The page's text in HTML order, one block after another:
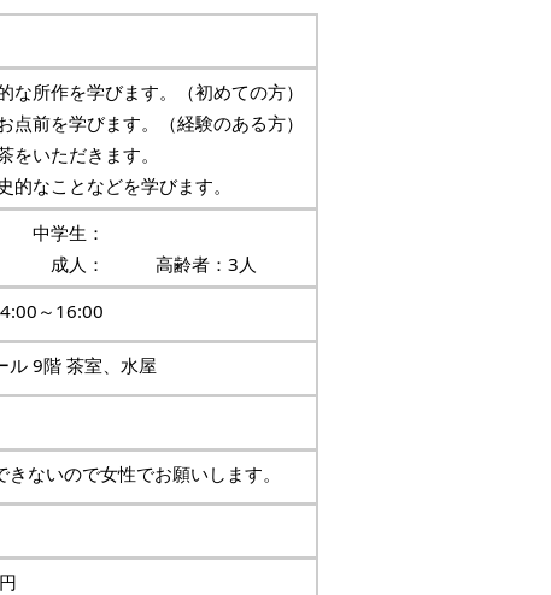
な所作を学びます。（初めての方）
点前を学びます。（経験のある方）
をいただきます。
的なことなどを学びます。
中学生：
成人： 高齢者：3人
～16:00
ル 9階 茶室、水屋
ないので女性でお願いします。